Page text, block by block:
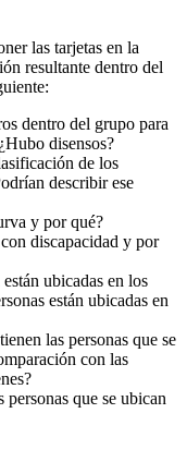
las tarjetas en la
resultante dentro del
dentro del grupo para
disensos?
de los
describir ese
y por qué?
discapacidad y por
ubicadas en los
están ubicadas en
las personas que se
con las
personas que se ubican